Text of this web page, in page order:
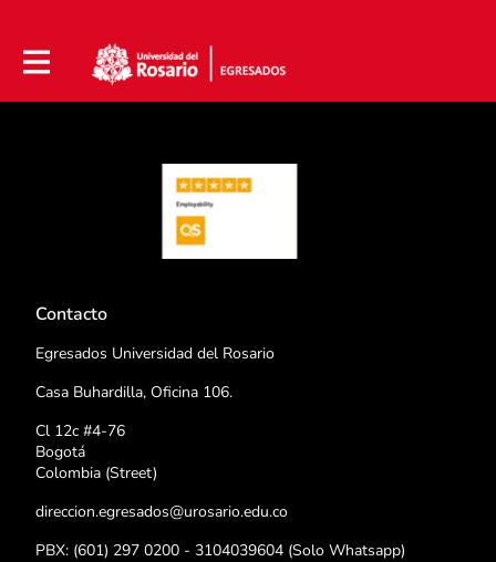
Contacto
Egresados Universidad del Rosario
Casa Buhardilla, Oficina 106.
Cl 12c #4-76
Bogotá
Colombia (Street)
direccion.egresados@urosario.edu.co
PBX: (601) 297 0200 - 3104039604 (Solo Whatsapp)